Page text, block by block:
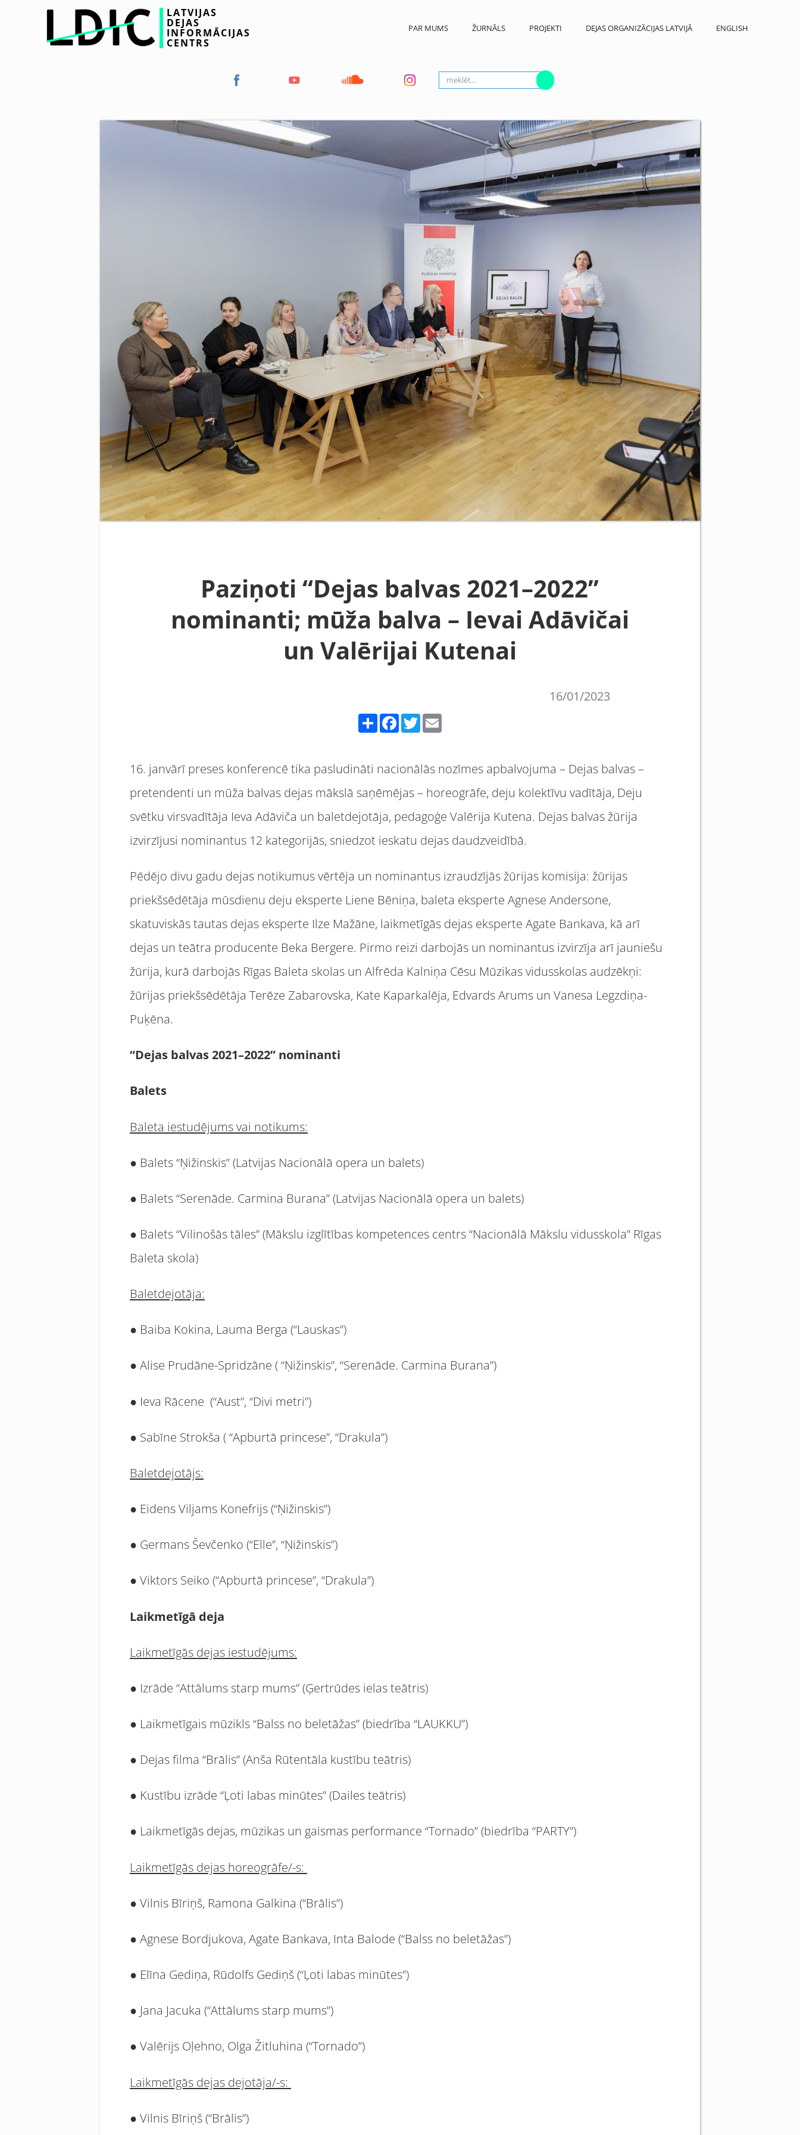
LATVIJAS
DEJAS
INFORMĀCIJAS
CENTRS
PAR MUMS ŽURNĀLS PROJEKTI DEJAS ORGANIZĀCIJAS LATVIJĀ ENGLISH
Paziņoti “Dejas balvas 2021–2022”
nominanti; mūža balva – Ievai Adāvičai
un Valērijai Kutenai
16/01/2023
Share FacebookTwitter
16. janvārī preses konferencē tika pasludināti nacionālās nozīmes apbalvojuma – Dejas balvas –
pretendenti un mūža balvas dejas mākslā saņēmējas – horeogrāfe, deju kolektīvu vadītāja, Deju
svētku virsvadītāja Ieva Adāviča un baletdejotāja, pedagoģe Valērija Kutena. Dejas balvas žūrija
izvirzījusi nominantus 12 kategorijās, sniedzot ieskatu dejas daudzveidībā.
Pēdējo divu gadu dejas notikumus vērtēja un nominantus izraudzījās žūrijas komisija: žūrijas
priekšsēdētāja mūsdienu deju eksperte Liene Bēniņa, baleta eksperte Agnese Andersone,
skatuviskās tautas dejas eksperte Ilze Mažāne, laikmetīgās dejas eksperte Agate Bankava, kā arī
dejas un teātra producente Beka Bergere. Pirmo reizi darbojās un nominantus izvirzīja arī jauniešu
žūrija, kurā darbojās Rīgas Baleta skolas un Alfrēda Kalniņa Cēsu Mūzikas vidusskolas audzēkņi:
žūrijas priekšsēdētāja Terēze Zabarovska, Kate Kaparkalēja, Edvards Arums un Vanesa Legzdiņa-
Puķēna.
“Dejas balvas 2021–2022” nominanti
Balets
Baleta iestudējums vai notikums:
● Balets “Ņižinskis” (Latvijas Nacionālā opera un balets)
● Balets “Serenāde. Carmina Burana” (Latvijas Nacionālā opera un balets)
● Balets “Vilinošās tāles” (Mākslu izglītības kompetences centrs “Nacionālā Mākslu vidusskola” Rīgas
Baleta skola)
Baletdejotāja:
● Baiba Kokina, Lauma Berga (“Lauskas”)
● Alise Prudāne-Spridzāne ( “Ņižinskis”, “Serenāde. Carmina Burana”)
● Ieva Rācene (“Aust”, “Divi metri”)
● Sabīne Strokša ( “Apburtā princese”, “Drakula”)
Baletdejotājs:
● Eidens Viljams Konefrijs (“Ņižinskis”)
● Germans Ševčenko (“Elle”, “Ņižinskis”)
● Viktors Seiko (“Apburtā princese”, “Drakula”)
Laikmetīgā deja
Laikmetīgās dejas iestudējums:
● Izrāde “Attālums starp mums” (Ģertrūdes ielas teātris)
● Laikmetīgais mūzikls “Balss no beletāžas” (biedrība “LAUKKU”)
● Dejas filma “Brālis” (Anša Rūtentāla kustību teātris)
● Kustību izrāde “Ļoti labas minūtes” (Dailes teātris)
● Laikmetīgās dejas, mūzikas un gaismas performance “Tornado” (biedrība “PARTY”)
Laikmetīgās dejas horeogrāfe/-s:
● Vilnis Bīriņš, Ramona Galkina (“Brālis”)
● Agnese Bordjukova, Agate Bankava, Inta Balode (“Balss no beletāžas”)
● Elīna Gediņa, Rūdolfs Gediņš (“Ļoti labas minūtes”)
● Jana Jacuka (“Attālums starp mums”)
● Valērijs Oļehno, Olga Žitluhina (“Tornado”)
Laikmetīgās dejas dejotāja/-s:
● Vilnis Bīriņš (“Brālis”)